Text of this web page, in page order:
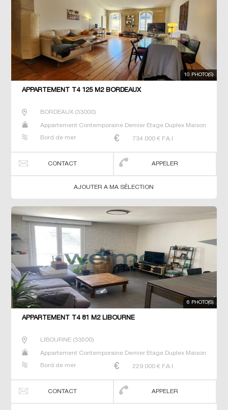
10 PHOTO(S)
APPARTEMENT T4 125 M2 BORDEAUX
BORDEAUX(33000)
Appartement Contemporaine Dernier Etage Duplex Maison
Bord de mer
734 000 € F.A.I
CONTACT APPELER
AJOUTER A MA SÉLECTION
6 PHOTO(S)
APPARTEMENT T4 81 M2 LIBOURNE
LIBOURNE(33500)
Appartement Contemporaine Dernier Etage Duplex Maison
Bord de mer
229 000 € F.A.I
CONTACT APPELER